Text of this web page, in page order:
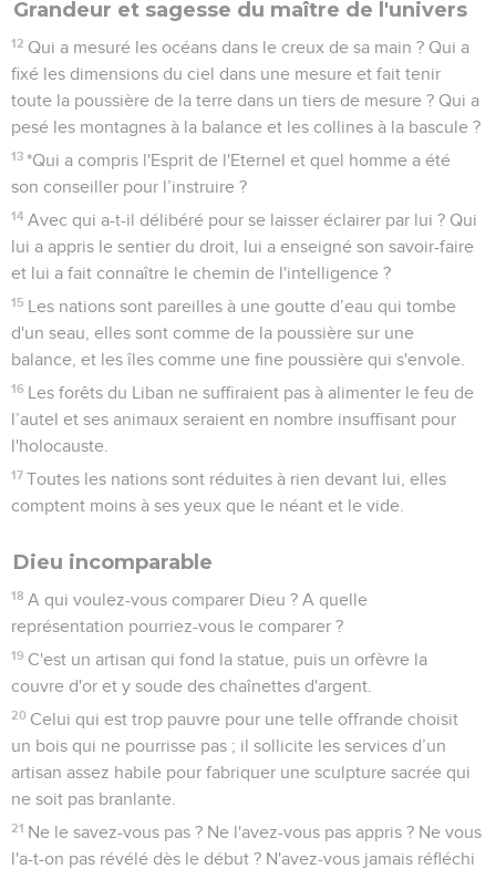
Grandeur et sagesse du maître de l'univers
12 Qui a mesuré les océans dans le creux de sa main ? Qui a
fixé les dimensions du ciel dans une mesure et fait tenir
toute la poussière de la terre dans un tiers de mesure ? Qui a
pesé les montagnes à la balance et les collines à la bascule ?
13 *Qui a compris l'Esprit de l'Eternel et quel homme a été
son conseiller pour l’instruire ?
14 Avec qui a-t-il délibéré pour se laisser éclairer par lui ? Qui
lui a appris le sentier du droit, lui a enseigné son savoir-faire
et lui a fait connaître le chemin de l'intelligence ?
15 Les nations sont pareilles à une goutte d’eau qui tombe
d'un seau, elles sont comme de la poussière sur une
balance, et les îles comme une fine poussière qui s'envole.
16 Les forêts du Liban ne suffiraient pas à alimenter le feu de
l’autel et ses animaux seraient en nombre insuffisant pour
l'holocauste.
17 Toutes les nations sont réduites à rien devant lui, elles
comptent moins à ses yeux que le néant et le vide.
Dieu incomparable
18 A qui voulez-vous comparer Dieu ? A quelle
représentation pourriez-vous le comparer ?
19 C'est un artisan qui fond la statue, puis un orfèvre la
couvre d'or et y soude des chaînettes d'argent.
20 Celui qui est trop pauvre pour une telle offrande choisit
un bois qui ne pourrisse pas ; il sollicite les services d’un
artisan assez habile pour fabriquer une sculpture sacrée qui
ne soit pas branlante.
21 Ne le savez-vous pas ? Ne l'avez-vous pas appris ? Ne vous
l'a-t-on pas révélé dès le début ? N'avez-vous jamais réfléchi